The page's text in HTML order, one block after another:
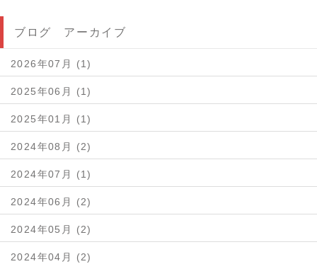
ブログ アーカイブ
2026年07月 (1)
2025年06月 (1)
2025年01月 (1)
2024年08月 (2)
2024年07月 (1)
2024年06月 (2)
2024年05月 (2)
2024年04月 (2)